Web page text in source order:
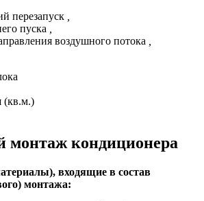
перезапуск
пуска
воздушного потока
(кв.м.)
монтаж кондиционера
входящие в состав
монтажа: